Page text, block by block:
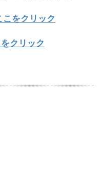
こをクリック
クリック